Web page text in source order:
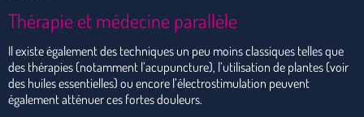
Thérapie et médecine parallèle
Il existe également des techniques un peu moins classiques telles que
des thérapies (notamment l’acupuncture), l’utilisation de plantes (voir
des huiles essentielles) ou encore l’électrostimulation peuvent
également atténuer ces fortes douleurs.